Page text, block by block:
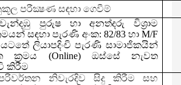
පරීක්‍ෂණ සඳහා ගෙවීම්
වැන්දඹු පුරුෂ හා අනත්දරු විශ්‍රාම
සඳහා පැරණි අංක: 82/83හා M/F
ලියාපදිංචි පැරණි සාමාජිකයින්
ක්‍රමය (Online) ඔස්සේ නැවත
කිරීම
නිවැරදිව සිදු කිරීම සහ